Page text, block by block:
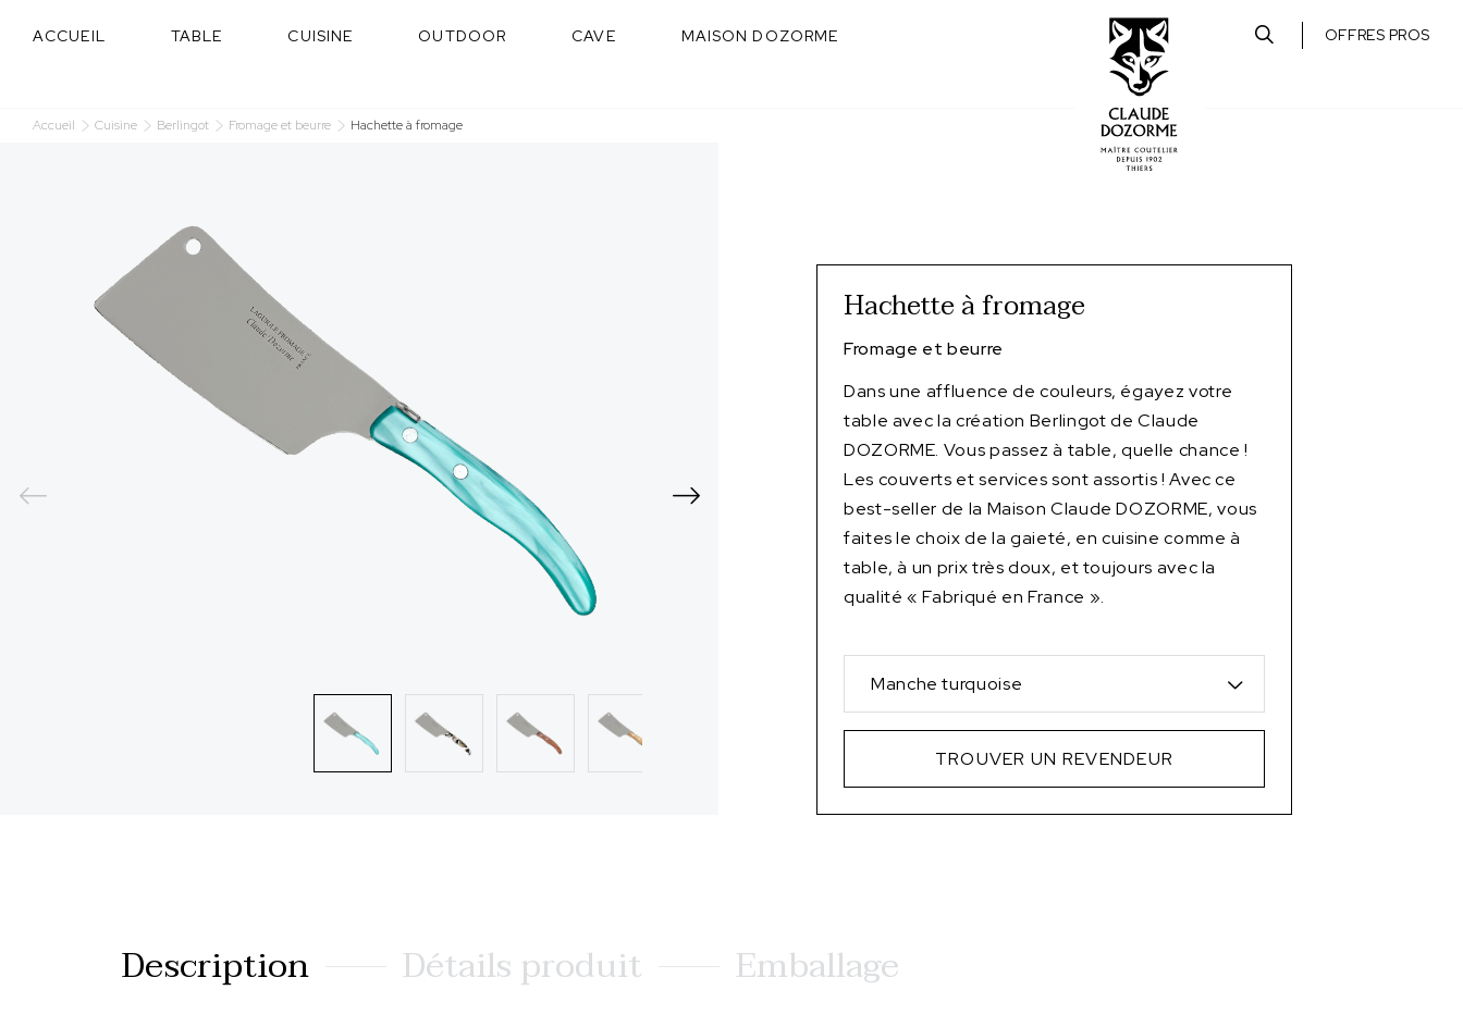
ACCUEIL TABLE CUISINE OUTDOOR CAVE MAISON DOZORME OFFRES PROS
Accueil Cuisine Berlingot Fromage et beurre Hachette à fromage
Hachette à fromage
Fromage et beurre
Dans une affluence de couleurs, égayez votre
table avec la création Berlingot de Claude
DOZORME. Vous passez à table, quelle chance !
Les couverts et services sont assortis ! Avec ce
best-seller de la Maison Claude DOZORME, vous
faites le choix de la gaieté, en cuisine comme à
table, à un prix très doux, et toujours avec la
qualité « Fabriqué en France ».
Manche turquoise
TROUVER UN REVENDEUR
Description Détails produit Emballage